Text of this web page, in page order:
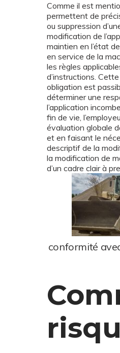
Comme il est
permettent de
ou suppression
modification de
maintien en l’état
en service de la
les règles
d’instructions.
obligation est
déterminer une
l’application
fin de vie,
évaluation globale
et en faisant le
descriptif de la
la modification de
d’un cadre clair à
conformité